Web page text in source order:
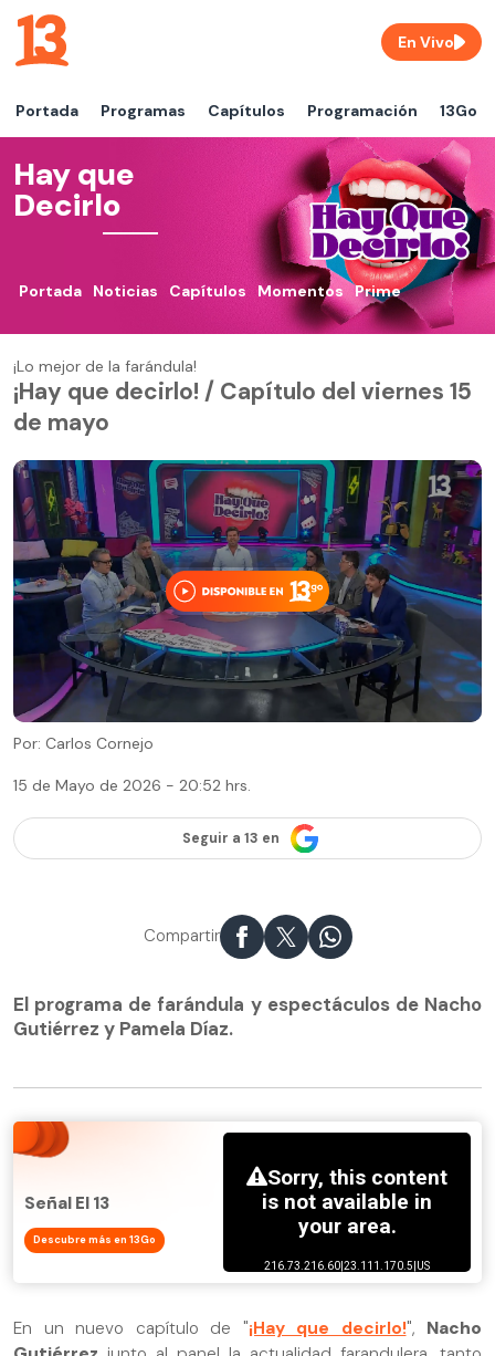
Portada Programas Capítulos Programación 13Go
En Vivo
Hay que
Decirlo
Portada Noticias Capítulos Momentos Prime
¡Lo mejor de la farándula!
¡Hay que decirlo! / Capítulo del viernes 15
de mayo
Por: Carlos Cornejo
15 de Mayo de 2026 - 20:52 hrs.
Seguir a 13 en
Compartir
El programa de farándula y espectáculos de Nacho
Gutiérrez y Pamela Díaz.
Señal El 13
Descubre más en 13Go
En un nuevo capítulo de "¡Hay que decirlo!", Nacho